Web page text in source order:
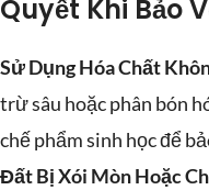
Quyết Khi Bảo
Sử Dụng Hóa Chất
trừ sâu hoặc phân bón
chế phẩm sinh học để
Đất Bị Xói Mòn Hoặc